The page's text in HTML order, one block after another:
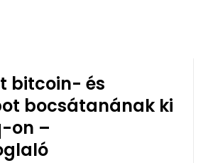
bitcoin- és
bocsátanának ki
on –